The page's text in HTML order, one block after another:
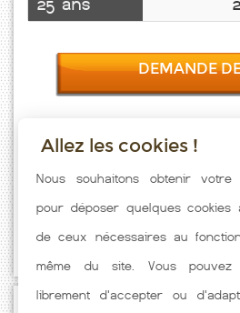
25 ans
DEMANDE
Taux emprunt actualisés (Choisy En Brie)
Immobilier pratiqués par nos partenaires
hors assurance. Taux crédit
caractéristiques de l'emprunteur.
Allez les cookies !
Nous souhaitons obtenir votre
pour déposer quelques cookies
de ceux nécessaires au
même du site. Vous pouvez
librement d'accepter ou